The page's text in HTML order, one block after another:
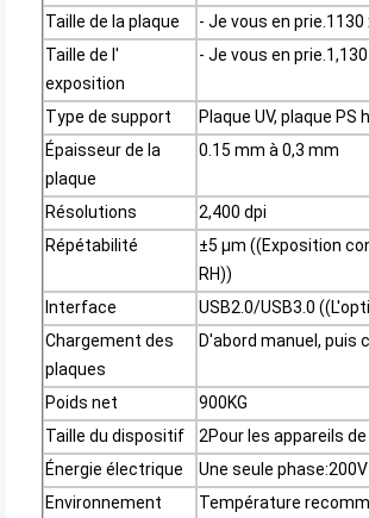
Taille de la plaque
- Je vous en
Taille de l'
exposition
- Je vous en
Type de support Plaque UV, plaque
Épaisseur de la
plaque
0.15 mm à 0,3 mm
Résolutions
2,400 dpi
Répétabilité
±5 μm ((Exposition
RH))
Interface
USB2.0/USB3.0
Chargement des
plaques
D'abord manuel,
Poids net
900KG
Taille du dispositif
2Pour les appareils
Énergie électrique
Une seule
Environnement
Température